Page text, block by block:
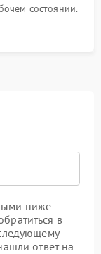
состоянии.
ниже
в
ответ на